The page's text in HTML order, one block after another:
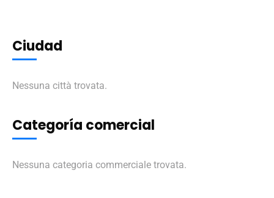
Ciudad
Nessuna città trovata.
Categoría comercial
Nessuna categoria commerciale trovata.